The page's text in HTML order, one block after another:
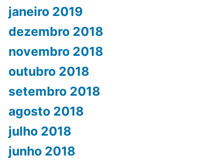
janeiro 2019
dezembro 2018
novembro 2018
outubro 2018
setembro 2018
agosto 2018
julho 2018
junho 2018